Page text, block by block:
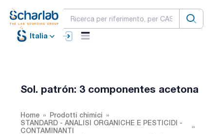
Italia
Sol. patrón: 3 componentes acetona
Home
Prodotti chimici
STANDARD - ANALISI ORGANICHE E PESTICIDI -
CONTAMINANTI